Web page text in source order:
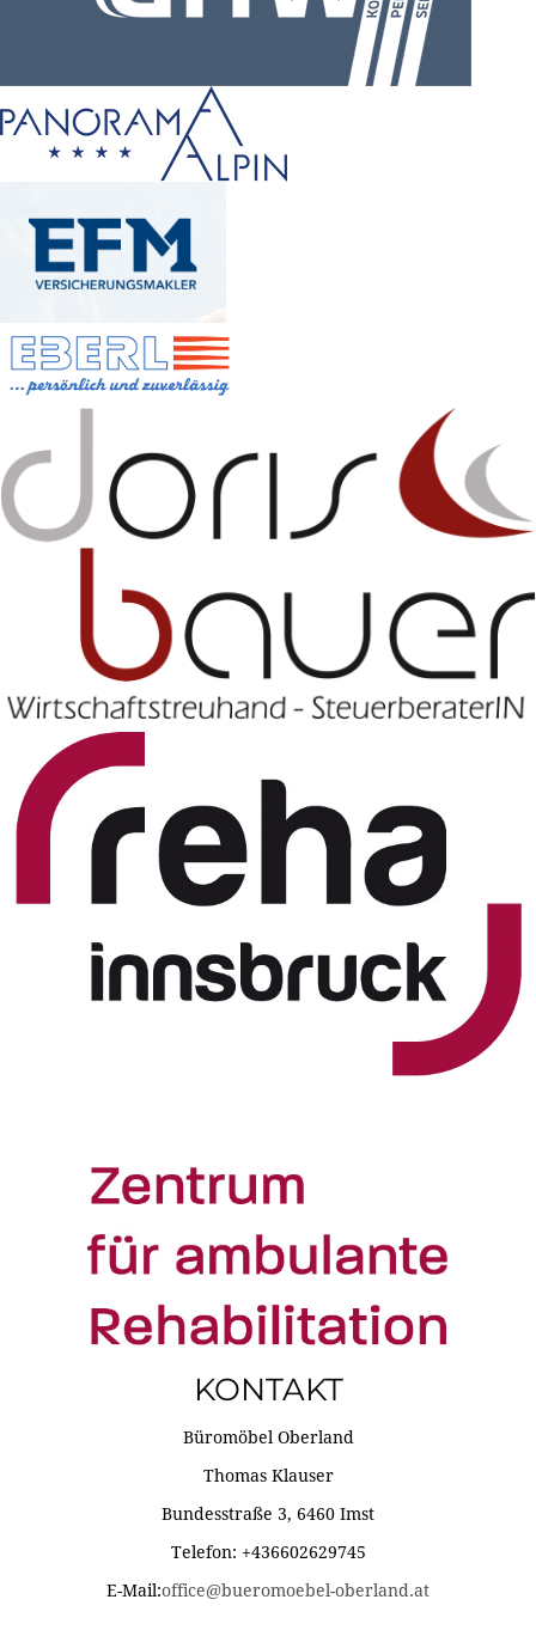
KONTAKT
Büromöbel Oberland
Thomas Klauser
Bundesstraße 3, 6460 Imst
Telefon: +436602629745
E-Mail:office@bueromoebel-oberland.at